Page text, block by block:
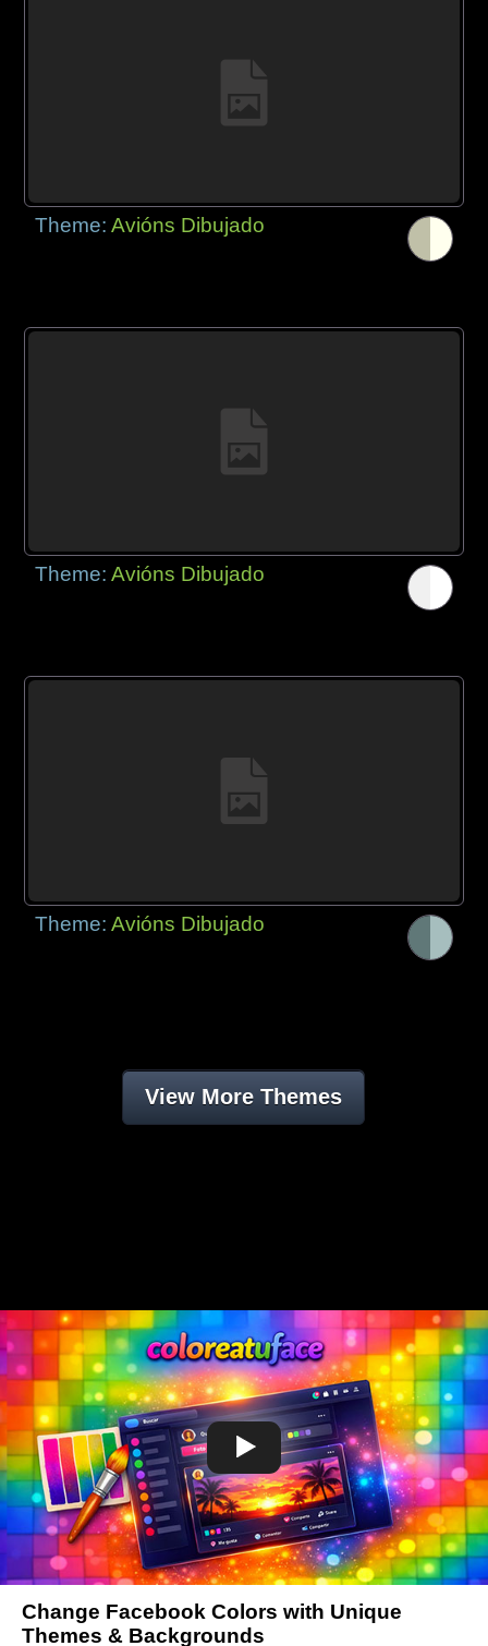
Theme:Avións Dibujado
Theme:Avións Dibujado
Theme:Avións Dibujado
View More Themes
Change Facebook Colors with Unique
Themes & Backgrounds